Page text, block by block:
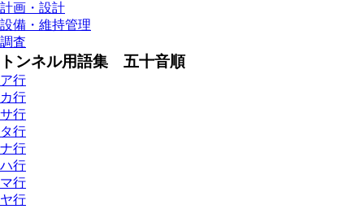
計画・設計
設備・維持管理
調査
トンネル用語集 五十音順
ア行
カ行
サ行
タ行
ナ行
ハ行
マ行
ヤ行